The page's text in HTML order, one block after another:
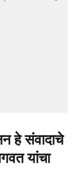
हे संवादाचे
यांचा